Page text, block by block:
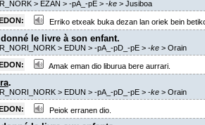
> EZAN > -pA_-pE> -ke> Jusiboa
Erriko etxeak buka dezan lan oriek bein
le livre à son enfant.
> EDUN > -pA_-pD_-pE> -ke> Orain
Amak eman dio liburua bere aurrari.
.
> EDUN > -pA_-pD_-pE> -ke> Orain
Peiok erranen dio.